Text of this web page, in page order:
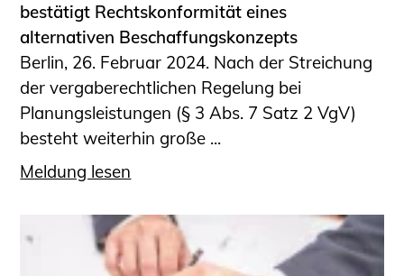
bestätigt Rechtskonformität eines
alternativen Beschaffungskonzepts
Berlin, 26. Februar 2024. Nach der Streichung
der vergaberechtlichen Regelung bei
Planungsleistungen (§ 3 Abs. 7 Satz 2 VgV)
besteht weiterhin große ...
Meldung lesen